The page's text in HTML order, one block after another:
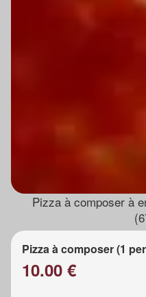
Pizza à composer à
Pizza à composer (1
10.00 €